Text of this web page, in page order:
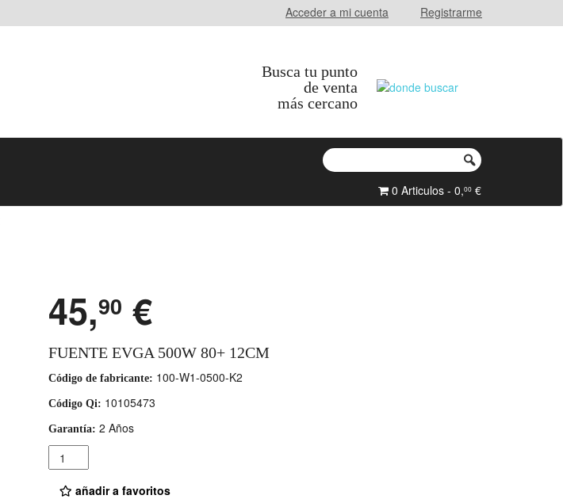
Acceder a mi cuenta Registrarme
Busca tu punto
de venta
más cercano
0 Articulos - 0,00 €
45,90 €
FUENTE EVGA 500W 80+ 12CM
Código de fabricante: 100-W1-0500-K2
Código Qi: 10105473
Garantía: 2 Años
Cantidad
añadir a favoritos